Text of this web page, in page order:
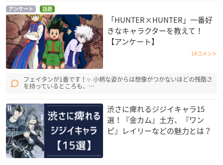
アンケート 話題
「HUNTER×HUNTER」一番好
きなキャラクターを教えて！
【アンケート】
14コメント
フェイタンが1番です！✨ 小柄な姿からは想像がつかないほどの残酷さ
を持っているところも、…
渋さに痺れるジジイキャラ15
選！『金カム』土方、『ワン
ピ』レイリーなどの魅力とは？